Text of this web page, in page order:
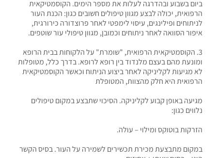
ביום בשבוע ובהדרגה לעלות את מספר הימים. הקוסמטיקאית
הרפואית, יכולה לבצע מגוון טיפולים חשובים כגון: הכנת העור
לניתוחים ופילינגים, עיסוי לימפטי לאחר פרוצדורה כירורגית,
איפור הסוואה לאחר ניתוחים וכמובן, מגוון טיפולי עור שוטפים.
3. הקוסמטיקאית הרפואית, "שומרת" על הלקוחות בבית הרופא
ומונעת מהם בעצם מלנדוד בין רופא לרופא. בדרך כלל, מטופלות
לא מגיעות לקליניקה לאחר ביצוע הניתוח וכאשר הקוסמטיקאית
הרפואית היא חלק מהצוות, המטופלת
מגיעה באופן קבוע לקליניקה. הסיכוי שתבצע במקום טיפולים
נלווים כגון:
הזרקות בוטוקס ומילוי – עולה.
במקום מתבצעת מכירת תכשירים לשמירה על העור. בסיס הקשר